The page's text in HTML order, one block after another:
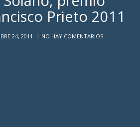
Prieto 2011
24, 2011 NO HAY COMENTARIOS